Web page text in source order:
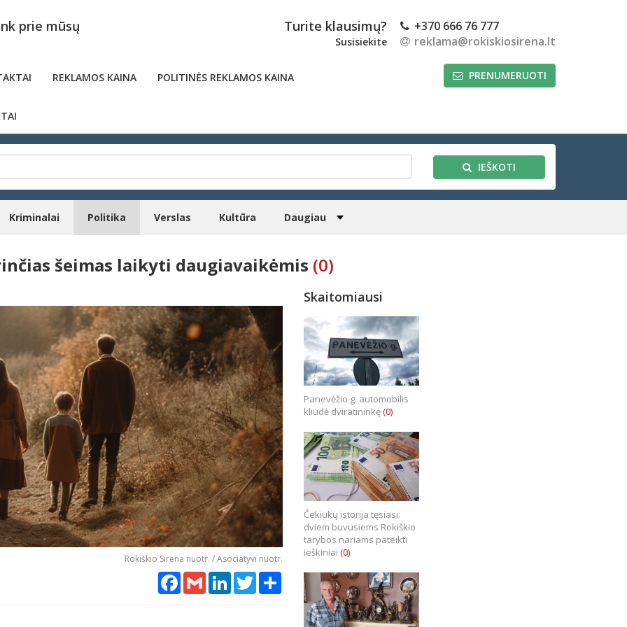
prie mūsų Turite klausimų?
Susisiekite
+370 666 76 777
reklama@rokiskiosirena.lt
REKLAMOS KAINA POLITINĖS REKLAMOS KAINA PRENUMERUOTI
IEŠKOTI
Kriminalai Politika Verslas Kultūra Daugiau
šeimas laikyti daugiavaikėmis (0)
Rokiškio Sirena nuotr. / Asociatyvi nuotr.
Facebook
GmailLinkedInTwitterShare
Skaitomiausi
Panevėžio g. automobilis
kliudė dviratininkę(0)
Čekiukų istorija tęsiasi:
dviem buvusiems Rokiškio
tarybos nariams pateikti
ieškiniai (0)